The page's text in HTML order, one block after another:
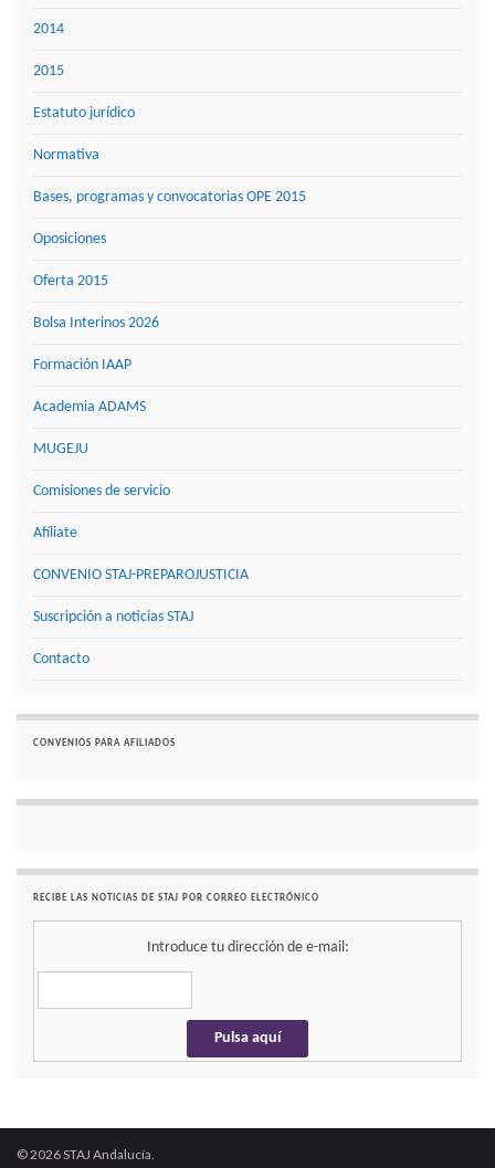
2014
2015
Estatuto jurídico
Normativa
Bases, programas y convocatorias OPE 2015
Oposiciones
Oferta 2015
Bolsa Interinos 2026
Formación IAAP
Academia ADAMS
MUGEJU
Comisiones de servicio
Afíliate
CONVENIO STAJ-PREPAROJUSTICIA
Suscripción a noticias STAJ
Contacto
CONVENIOS PARA AFILIADOS
RECIBE LAS NOTICIAS DE STAJ POR CORREO ELECTRÓNICO
Introduce tu dirección de e-mail:
© 2026 STAJ Andalucía.